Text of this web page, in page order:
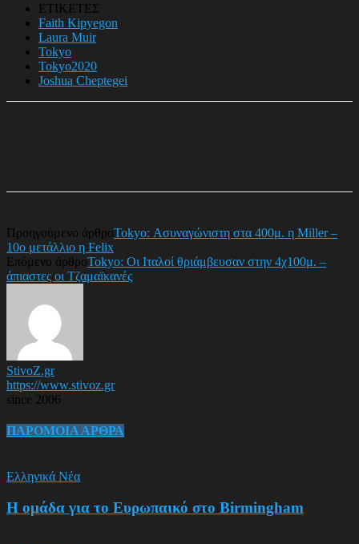
ΕΤΙΚΕΤΕΣ
Faith Kipyegon
Laura Muir
Tokyo
Tokyo2020
Joshua Cheptegei
Προηγούμενο άρθροTokyo: Ασυναγώνιστη στα 400μ. η Miller –
10ο μετάλλιο η Felix
Επόμενο άρθροTokyo: Οι Ιταλοί θριάμβευσαν στην 4χ100μ. –
άπιαστες οι Τζαμαϊκανές
StivoZ.gr
https://www.stivoz.gr
since 2006
ΠΑΡΟΜΟΙΑ ΑΡΘΡΑ
Ελληνικά Νέα
Η ομάδα για το Ευρωπαικό στο Birmingham